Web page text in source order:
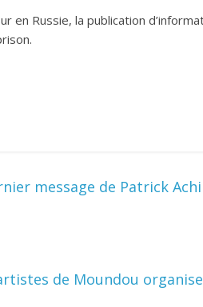
en Russie, la publication
message de Patrick
de Moundou